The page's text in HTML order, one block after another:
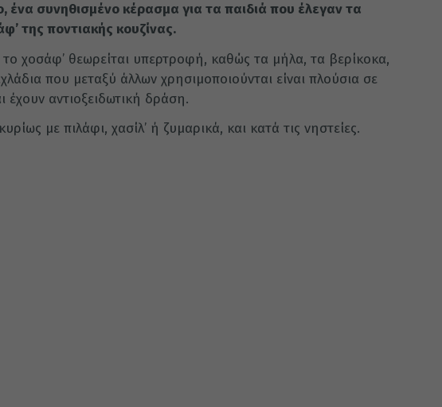
ένα συνηθισμένο κέρασμα για τα παιδιά που έλεγαν τα
της ποντιακής κουζίνας.
χοσάφ’ θεωρείται υπερτροφή, καθώς τα μήλα, τα βερίκοκα,
που μεταξύ άλλων χρησιμοποιούνται είναι πλούσια σε
έχουν αντιοξειδωτική δράση.
με πιλάφι, χασίλ’ ή ζυμαρικά, και κατά τις νηστείες.